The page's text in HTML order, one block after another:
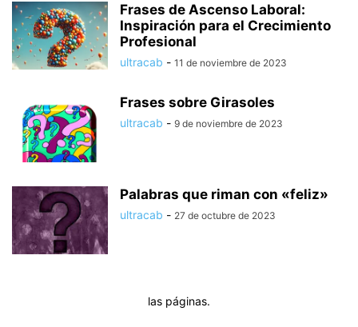
Frases de Ascenso Laboral:
Inspiración para el Crecimiento
Profesional
ultracab - 11 de noviembre de 2023
Frases sobre Girasoles
ultracab - 9 de noviembre de 2023
Palabras que riman con «feliz»
ultracab - 27 de octubre de 2023
las páginas.